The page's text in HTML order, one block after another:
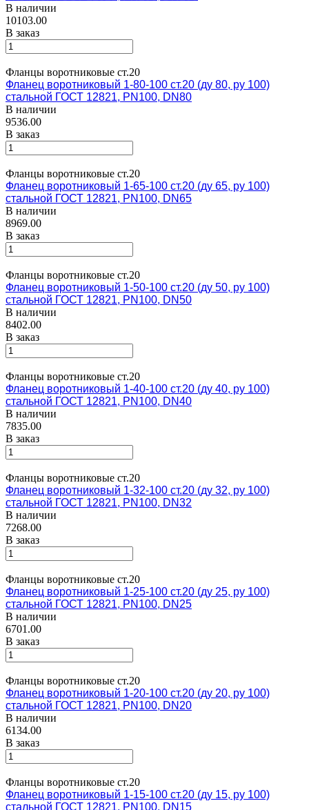
В наличии
10103.00
В заказ
Фланцы воротниковые ст.20
Фланец воротниковый 1-80-100 ст.20 (ду 80, ру 100)
стальной ГОСТ 12821, PN100, DN80
В наличии
9536.00
В заказ
Фланцы воротниковые ст.20
Фланец воротниковый 1-65-100 ст.20 (ду 65, ру 100)
стальной ГОСТ 12821, PN100, DN65
В наличии
8969.00
В заказ
Фланцы воротниковые ст.20
Фланец воротниковый 1-50-100 ст.20 (ду 50, ру 100)
стальной ГОСТ 12821, PN100, DN50
В наличии
8402.00
В заказ
Фланцы воротниковые ст.20
Фланец воротниковый 1-40-100 ст.20 (ду 40, ру 100)
стальной ГОСТ 12821, PN100, DN40
В наличии
7835.00
В заказ
Фланцы воротниковые ст.20
Фланец воротниковый 1-32-100 ст.20 (ду 32, ру 100)
стальной ГОСТ 12821, PN100, DN32
В наличии
7268.00
В заказ
Фланцы воротниковые ст.20
Фланец воротниковый 1-25-100 ст.20 (ду 25, ру 100)
стальной ГОСТ 12821, PN100, DN25
В наличии
6701.00
В заказ
Фланцы воротниковые ст.20
Фланец воротниковый 1-20-100 ст.20 (ду 20, ру 100)
стальной ГОСТ 12821, PN100, DN20
В наличии
6134.00
В заказ
Фланцы воротниковые ст.20
Фланец воротниковый 1-15-100 ст.20 (ду 15, ру 100)
стальной ГОСТ 12821, PN100, DN15